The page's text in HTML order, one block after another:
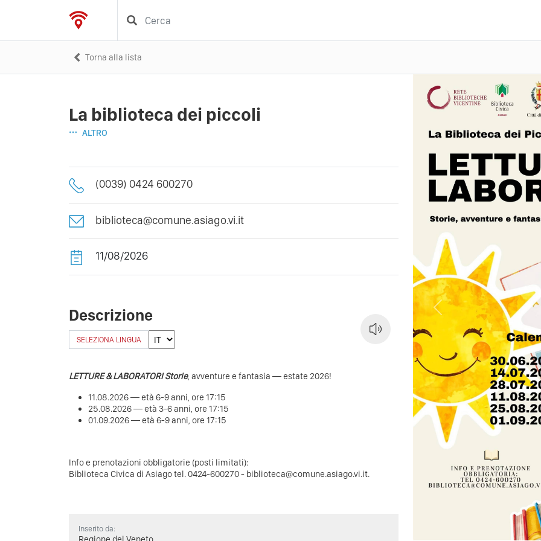
Torna alla lista
La biblioteca dei piccoli
ALTRO
(0039) 0424 600270
biblioteca@comune.asiago.vi.it
11/08/2026
Descrizione
SELEZIONA LINGUA
LETTURE & LABORATORI Storie, avventure e fantasia — estate 2026!
11.08.2026 — età 6-9 anni, ore 17:15
25.08.2026 — età 3-6 anni, ore 17:15
01.09.2026 — età 6-9 anni, ore 17:15
Info e prenotazioni obbligatorie (posti limitati):
Biblioteca Civica di Asiago tel. 0424-600270 - biblioteca@comune.asiago.vi.it.
Inserito da:
Previous